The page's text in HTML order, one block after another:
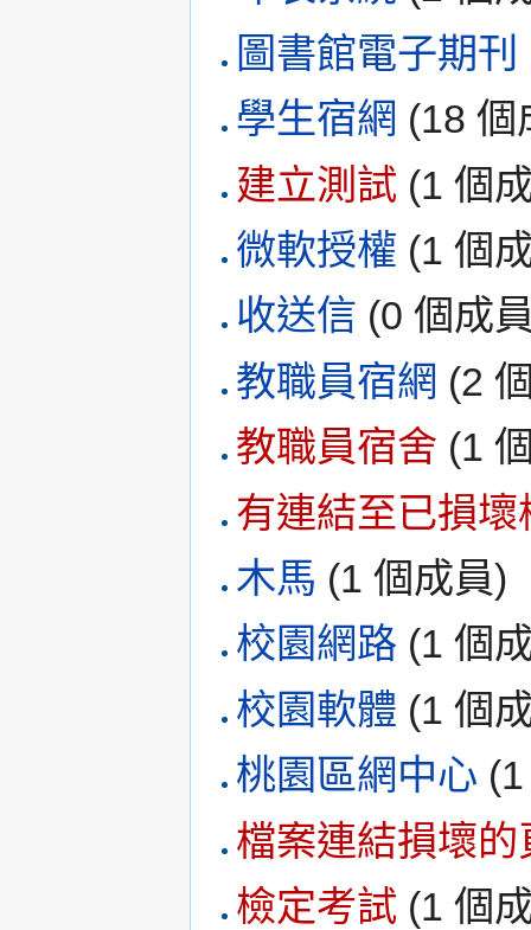
圖書館電子期刊
學生宿網
(18
建立測試 (1 個
微軟授權 (1 個
收送信 (0 個成
教職員宿網
(2
教職員宿舍 (1
有連結至已損
木馬 ‏‎ (1 個成員)
校園網路 (1 個
校園軟體 (1 個
桃園區網中心
檔案連結損壞的
檢定考試 (1 個